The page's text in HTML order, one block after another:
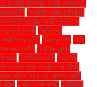
চক্রের সদস্যরা দোষী সাব্যস্ত"
পড়ছেন?" "স্থানীয় সরকার নির্বাচন
সরকার আইনি দলিল ও
ঢাকায় চাকরি "হালিশহর
ছবি" "হিজবুল্লাহ "হুথি
শুরু করলেন?" "হোটেল ইন্টার
“আমি ডিভোর্সি “জ্যোতি
কেনার সময় ক্রেতাদের পাঁচটি
অবৈধ পথে ৩২ হাজার কোটি
১ জন গ্রেপ্তার" 1000$